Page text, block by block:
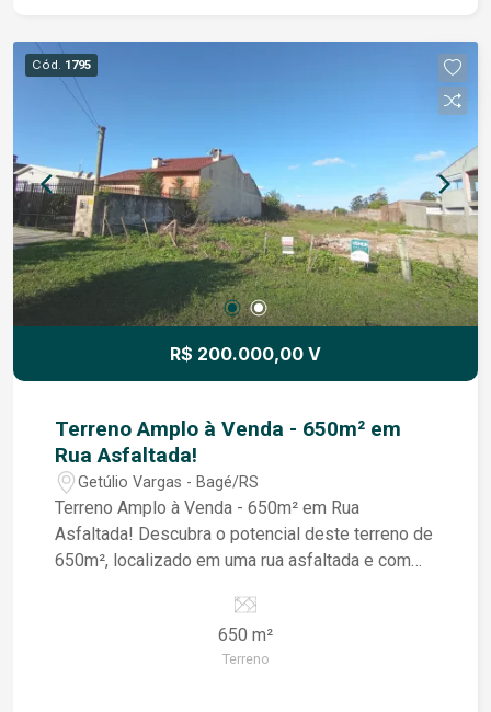
Cód. 1795
R$ 200.000,00 V
Terreno Amplo à Venda - 650m² em
Rua Asfaltada!
Getúlio Vargas - Bagé/RS
Terreno Amplo à Venda - 650m² em Rua
Asfaltada! Descubra o potencial deste terreno de
650m², localizado em uma rua asfaltada e com
busca um espaço amplo para construir a casa
dos sonhos ou investir em um projeto imobiliário.
Aproveite esta oportunidade única em uma área
650 m²
Terreno